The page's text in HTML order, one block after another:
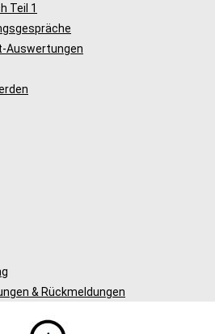
Teil 1
Auswertungen
& Rückmeldungen